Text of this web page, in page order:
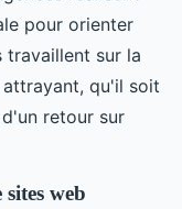
pour orienter
travaillent sur la
qu'il soit
retour sur
web